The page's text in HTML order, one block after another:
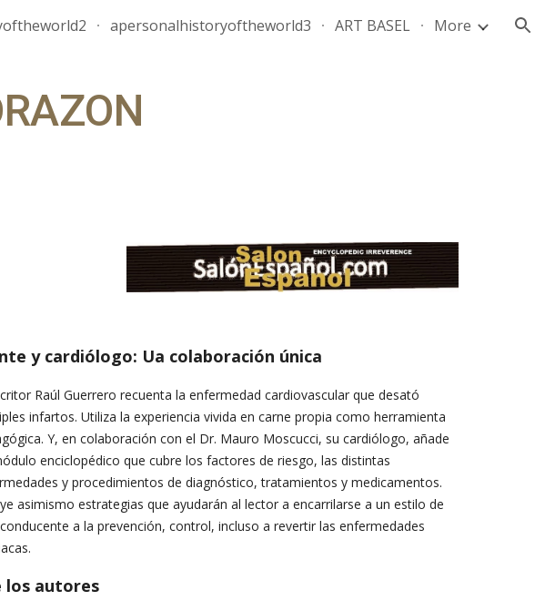
Skip to navigationapersonalhistoryoftheworld3 ART BASEL More
y cardiólogo: Ua colaboración única
Raúl Guerrero recuenta la enfermedad cardiovascular que desató
infartos. Utiliza la experiencia vivida en carne propia como herramienta
Y, en colaboración con el Dr. Mauro Moscucci, su cardiólogo, añade
enciclopédico que cubre los factores de riesgo, las distintas
y procedimientos de diagnóstico, tratamientos y medicamentos.
asimismo estrategias que ayudarán al lector a encarrilarse a un estilo de
a la prevención, control, incluso a revertir las enfermedades
los autores